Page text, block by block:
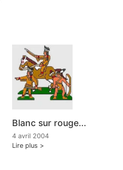
Blanc sur rouge...
4 avril 2004
Lire plus